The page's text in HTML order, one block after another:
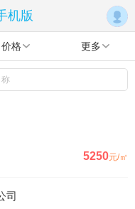
机版
价格 更多
称
5250元/㎡
司